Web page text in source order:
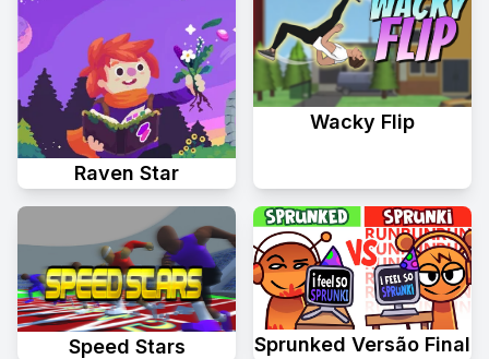
Raven Star
Wacky Flip
Speed Stars Sprunked Versão Final